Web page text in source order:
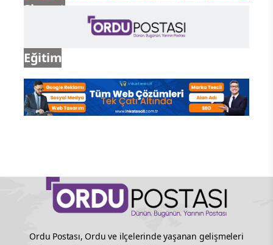
Siyaset
Eğitim
Ordu Postası, Ordu ve ilçelerinde yaşanan gelişmeleri